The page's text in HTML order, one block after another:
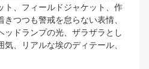
ト、フィールドジャケット、作
つつも警戒を怠らない表情、
ッドランプの光、ザラザラとし
、リアルな埃のディテール、